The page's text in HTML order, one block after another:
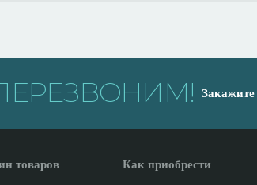
товаров Как приобрести